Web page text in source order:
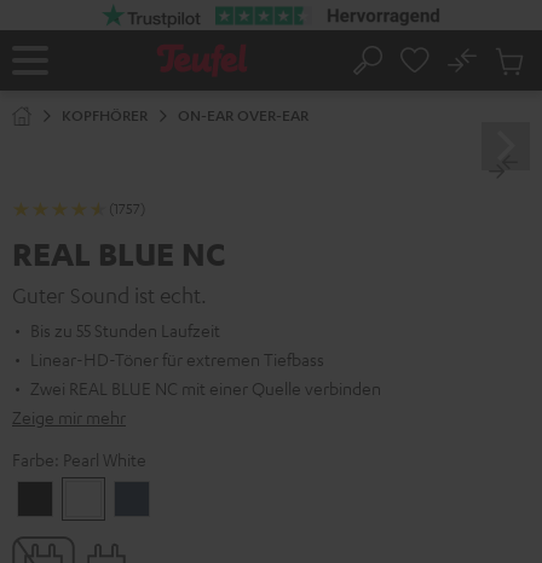
Startseite
Suche
No
KOPFHÖRER ON-EAR OVER-EAR
(1757)
REAL BLUE NC
Guter Sound ist echt.
Bis zu 55 Stunden Laufzeit
Linear-HD-Töner für extremen Tiefbass
Zwei REAL BLUE NC mit einer Quelle verbinden
Zeige mir mehr
Farbe: Pearl White
Black White